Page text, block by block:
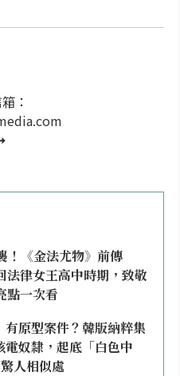
：
！《金法尤物》前傳
法律女王高中時期，致敬
點一次看
有原型案件？韓版納粹集
電奴隸，起底「白色中
人相似處